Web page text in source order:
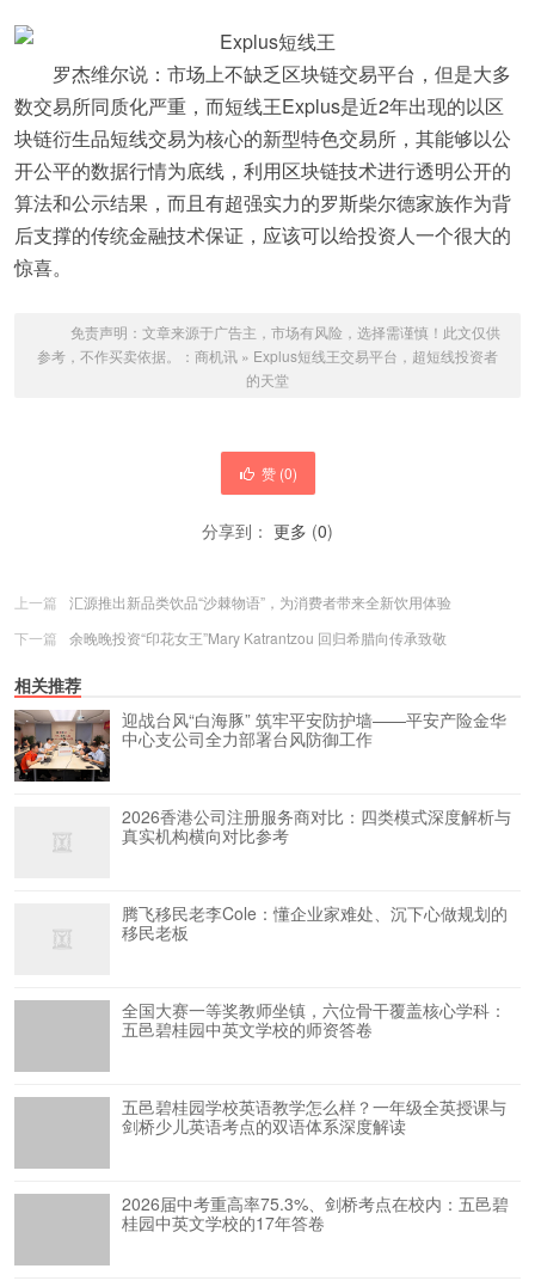
罗杰维尔说：市场上不缺乏区块链交易平台，但是大多
数交易所同质化严重，而短线王Explus是近2年出现的以区
块链衍生品短线交易为核心的新型特色交易所，其能够以公
开公平的数据行情为底线，利用区块链技术进行透明公开的
算法和公示结果，而且有超强实力的罗斯柴尔德家族作为背
后支撑的传统金融技术保证，应该可以给投资人一个很大的
惊喜。
免责声明：文章来源于广告主，市场有风险，选择需谨慎！此文仅供
参考，不作买卖依据。： 商机讯 » Explus短线王交易平台，超短线投资者
的天堂
赞 (0)
分享到： 更多 (0)
上一篇
汇源推出新品类饮品“沙棘物语”，为消费者带来全新饮用体验
下一篇
余晚晚投资“印花女王”Mary Katrantzou 回归希腊向传承致敬
相关推荐
迎战台风“白海豚” 筑牢平安防护墙——平安产险金华
中心支公司全力部署台风防御工作
2026香港公司注册服务商对比：四类模式深度解析与
真实机构横向对比参考
腾飞移民老李Cole：懂企业家难处、沉下心做规划的
移民老板
全国大赛一等奖教师坐镇，六位骨干覆盖核心学科：
五邑碧桂园中英文学校的师资答卷
五邑碧桂园学校英语教学怎么样？一年级全英授课与
剑桥少儿英语考点的双语体系深度解读
2026届中考重高率75.3%、剑桥考点在校内：五邑碧
桂园中英文学校的17年答卷